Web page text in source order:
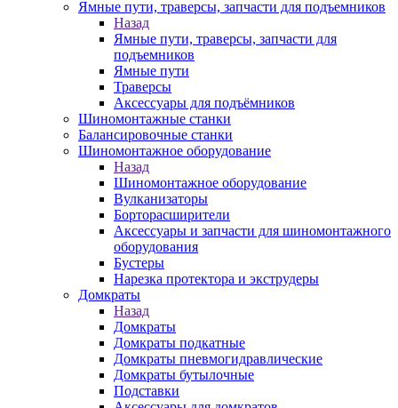
Ямные пути, траверсы, запчасти для подъемников
Назад
Ямные пути, траверсы, запчасти для
подъемников
Ямные пути
Траверсы
Аксессуары для подъёмников
Шиномонтажные станки
Балансировочные станки
Шиномонтажное оборудование
Назад
Шиномонтажное оборудование
Вулканизаторы
Борторасширители
Аксессуары и запчасти для шиномонтажного
оборудования
Бустеры
Нарезка протектора и экструдеры
Домкраты
Назад
Домкраты
Домкраты подкатные
Домкраты пневмогидравлические
Домкраты бутылочные
Подставки